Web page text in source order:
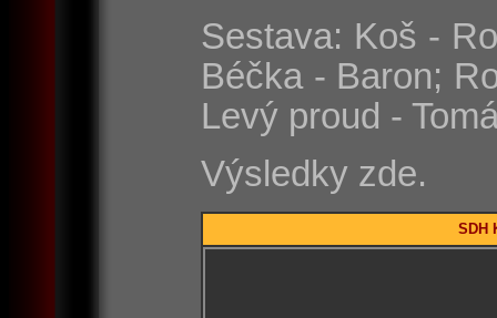
Sestava: Koš -
Béčka - Baron;
Levý proud -
Výsledky zde.
SDH